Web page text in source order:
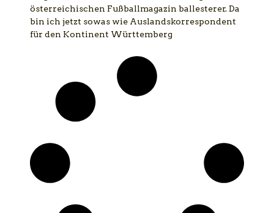
österreichischen Fußballmagazin ballesterer. Da
bin ich jetzt sowas wie Auslandskorrespondent
für den Kontinent Württemberg